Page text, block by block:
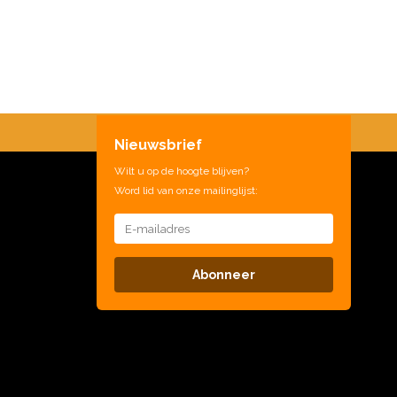
Nieuwsbrief
Wilt u op de hoogte blijven?
Word lid van onze mailinglijst:
Abonneer